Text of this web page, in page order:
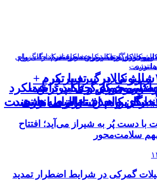
و تاکید بر عملکرد
برای کاهش ناترازی انرژی
شارژ کالابرگ تغییر کرد +
کالابرگ ۱ میلیونی در نبرد با تورم
کارگری: پرداخت
جایگزین حذف واسطه‌ها نیست
خوش حساب‌ترین
وام‌ اشتغالزایی هستند
با دست پُر به شیراز می‌آید؛ افتتاح
سلامت‌محور
گمرکی در شرایط اضطرار تمدید